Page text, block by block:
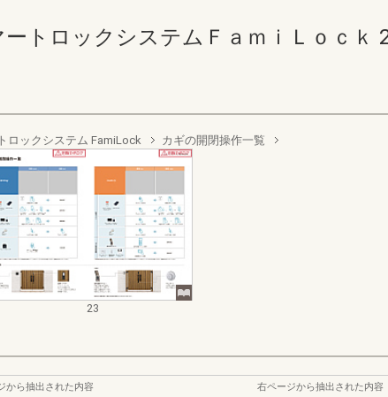
ートロックシステムＦａｍｉＬｏｃｋ
ロックシステム FamiLock カギの開閉操作一覧
23
から抽出された内容
右ページから抽出された内容